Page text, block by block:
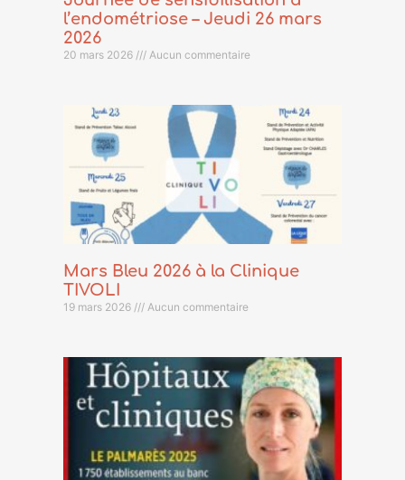
l’endométriose – Jeudi 26 mars
2026
20 mars 2026 Aucun commentaire
Mars Bleu 2026 à la Clinique
TIVOLI
19 mars 2026 Aucun commentaire